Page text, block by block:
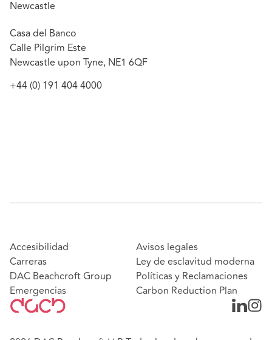
Newcastle
Casa del Banco
Calle Pilgrim Este
Newcastle upon Tyne, NE1 6QF
+44 (0) 191 404 4000
Accesibilidad
Carreras
DAC Beachcroft Group
Emergencias
Avisos legales
Ley de esclavitud moderna
Políticas y Reclamaciones
Carbon Reduction Plan